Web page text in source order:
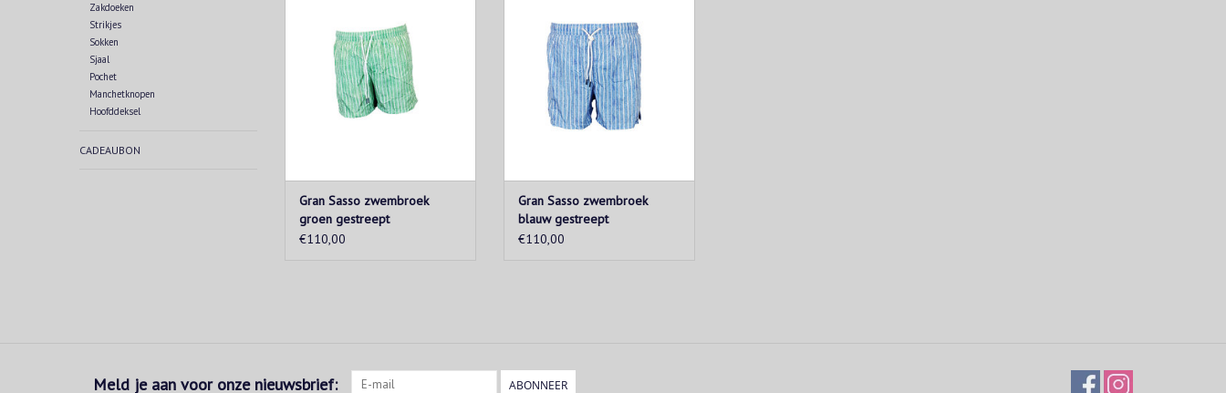
Zakdoeken
Strikjes
Sokken
Sjaal
Pochet
Manchetknopen
Hoofddeksel
CADEAUBON
Sasso! Verkrijgbaar in
verschillende kleuren en
verschillende motiefjes.
TOEVOEGEN AAN WINKELWAGEN
Gran Sasso zwembroek
groen gestreept
€110,00
Sasso! Verkrijgbaar in
verschillende kleuren en
verschillende motiefjes.
TOEVOEGEN AAN WINKELWAGEN
Gran Sasso zwembroek
blauw gestreept
€110,00
Meld je aan voor onze nieuwsbrief: ABONNEER